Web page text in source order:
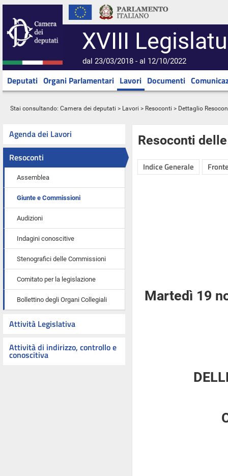
XVIII
dal 23/03/2018 - al 12/10/2022
Deputati Organi Parlamentari Lavori Documenti
Stai consultando: Camera dei deputati > Lavori > Resoconti > Dettaglio
Agenda dei Lavori
Resoconti
Assemblea
Giunte e Commissioni
Audizioni
Indagini conoscitive
Stenografici delle Commissioni
Comitato per la legislazione
Bollettino degli Organi Collegiali
Attività Legislativa
Attività di indirizzo, controllo e
conoscitiva
Resoconti
Indice Generale
Martedì 19